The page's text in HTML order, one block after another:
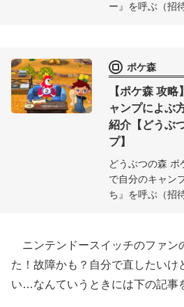
ー』を呼ぶ（招
ポケ森
【ポケ森 攻
ャンプによぶ
紹介【どうぶ
プ】
どうぶつの森 ポ
で自分のキャン
ち』を呼ぶ（招
ニンテンドースイッチのファン
た！故障かも？自分で直したいけ
い…なんていうときには下の記事